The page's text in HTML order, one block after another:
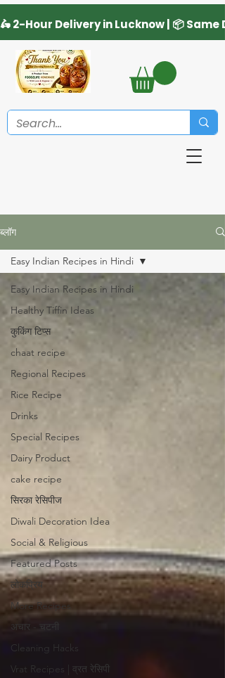
ब्लॉग
Easy Indian Recipes in Hindi
Healthy Tiffin Ideas
कुकिंग टिप्स
chaat recipe
Regional Recipes
Rice Recipe
Drinks
Special Recipes
Dairy Product
cake recipe
सिरका रेसिपीज
Diwali Decoration Idea
Social & Religious
Featured Posts
लोकप्रिय
More Recipes
अचार - चटनी
Cleaning Hacks
Vrat Recipes | व्रत रेसिपी
Easy Indian Recipes in Hindi